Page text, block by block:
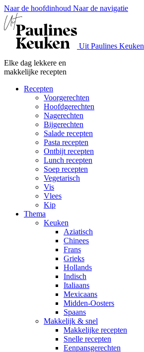
Naar de hoofdinhoud Naar de navigatie
Uit Paulines Keuken
Elke dag lekkere en
makkelijke recepten
Recepten
Voorgerechten
Hoofdgerechten
Nagerechten
Bijgerechten
Salade recepten
Pasta recepten
Ontbijt recepten
Lunch recepten
Soep recepten
Vegetarisch
Vis
Vlees
Kip
Thema
Keuken
Aziatisch
Chinees
Frans
Grieks
Hollands
Indisch
Italiaans
Mexicaans
Midden-Oosters
Spaans
Makkelijk & snel
Makkelijke recepten
Snelle recepten
Eenpansgerechten